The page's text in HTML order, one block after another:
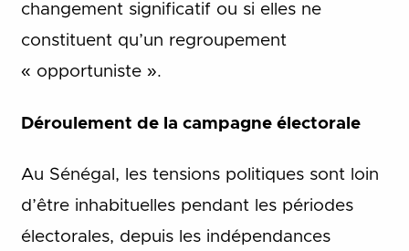
changement significatif ou si elles ne
constituent qu’un regroupement
« opportuniste ».
Déroulement de la campagne électorale
Au Sénégal, les tensions politiques sont loin
d’être inhabituelles pendant les périodes
électorales, depuis les indépendances